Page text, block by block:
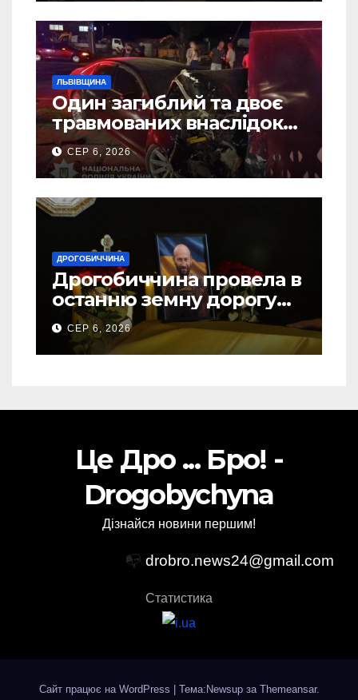
ЛЬВІВЩИНА
Один загиблий та двоє
травмованих внаслідок
ДТП на Самбірщині
СЕР 6, 2026
ДРОГОБИЧЧИНА
Дрогобиччина провела в
останню земну дорогу
свого Захисника – Олега
Торського
СЕР 6, 2026
Це Дро ... Бро! -
Drogobychyna
Дізнайся новини першим!
📭 drobro.news24@gmail.com
Статистика
Сайт працює на WordPress | Тема:Newsup за Themeansar.